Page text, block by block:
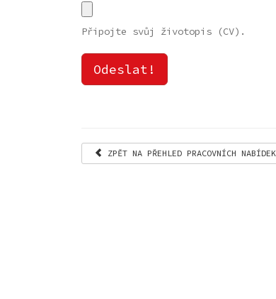
Připojte svůj životopis (CV).
Odeslat!
ZPĚT NA PŘEHLED PRACOVNÍCH NABÍDEK